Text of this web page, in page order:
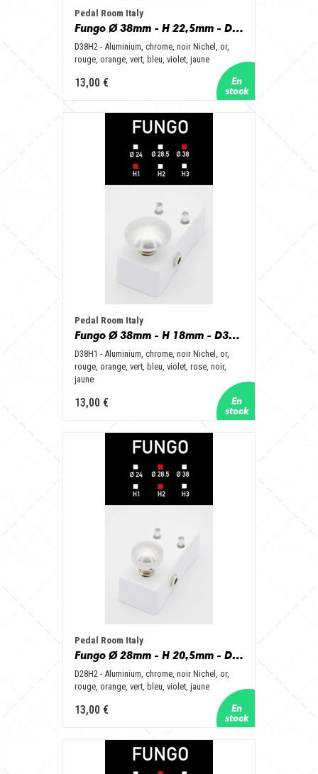
Pedal Room Italy
Fungo Ø 38mm - H 22,5mm - D38H2 - Aluminum, Chrome, Nichel Black, Gold, Red, Orange, Green, Blue, Purple, Yellow
D38H2 - Aluminium, chrome, noir Nichel, or,
rouge, orange, vert, bleu, violet, jaune
13,00 €
Pedal Room Italy
Fungo Ø 38mm - H 18mm - D38H1 - Aluminum, Chrome, Nichel Black, Gold, Red, Orange, Green, Blue, Purple, Pink, Black, Yellow
D38H1 - Aluminium, chrome, noir Nichel, or,
rouge, orange, vert, bleu, violet, rose, noir,
jaune
13,00 €
Pedal Room Italy
Fungo Ø 28mm - H 20,5mm - D28H2 - Aluminum, Chrome, Nichel Black, Gold, Red, Orange, Green, Blue, Purple, Yellow
D28H2 - Aluminium, chrome, noir Nichel, or,
rouge, orange, vert, bleu, violet, jaune
13,00 €